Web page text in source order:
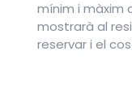
mínim i màxim
mostrarà al
reservar i el